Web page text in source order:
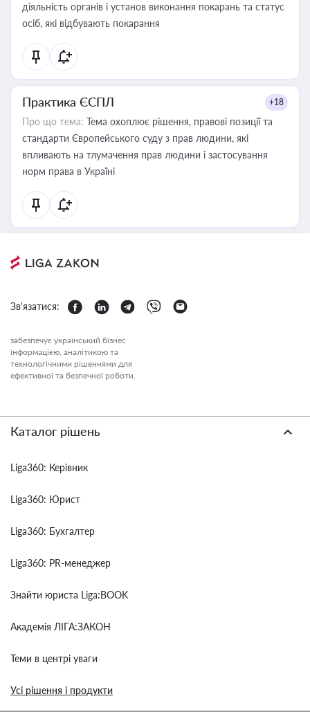
діяльність органів і установ виконання покарань та статус
осіб, які відбувають покарання
Практика ЄСПЛ +18
Про що тема: Тема охоплює рішення, правові позиції та
стандарти Європейського суду з прав людини, які
впливають на тлумачення прав людини і застосування
норм права в Україні
Зв'язатися:
забезпечує український бізнес
інформацією, аналітикою та
технологічними рішеннями для
ефективної та безпечної роботи.
Каталог рішень
Liga360: Керівник
Liga360: Юрист
Liga360: Бухгалтер
Liga360: PR-менеджер
Знайти юриста Liga:BOOK
Академія ЛІГА:ЗАКОН
Теми в центрі уваги
Усі рішення і продукти